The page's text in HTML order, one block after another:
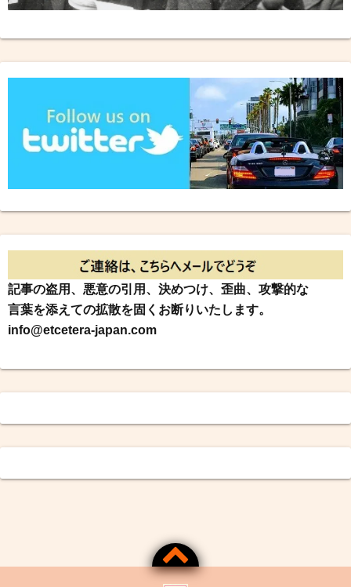
記事の盗用、悪意の引用、決めつけ、歪曲、攻撃的な
言葉を添えての拡散を固くお断りいたします。
info@etcetera-japan.com